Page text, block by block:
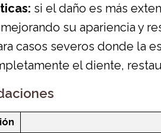
si el daño es más
su apariencia y
casos severos donde la
el diente,